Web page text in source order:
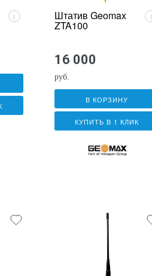
i Штатив Geomax
ZTA100
i
16 000
руб.
В КОРЗИНУ
КУПИТЬ В 1 КЛИК